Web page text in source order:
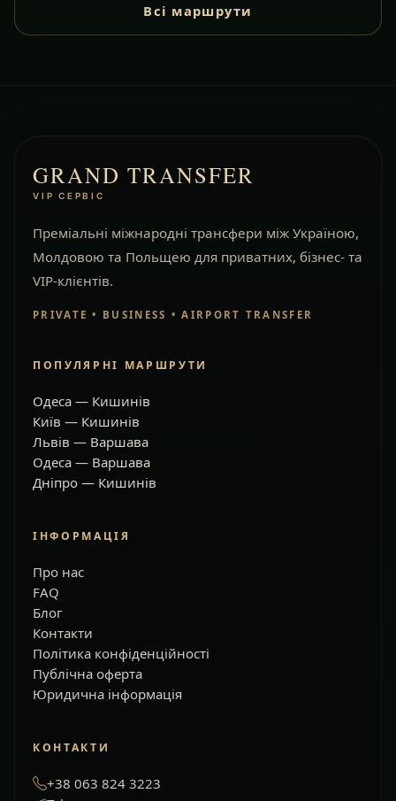
Всі маршрути
GRAND TRANSFER
VIP СЕРВІС
Преміальні міжнародні трансфери між Україною,
Молдовою та Польщею для приватних, бізнес- та
VIP-клієнтів.
PRIVATE • BUSINESS • AIRPORT TRANSFER
ПОПУЛЯРНІ МАРШРУТИ
Одеса — Кишинів
Київ — Кишинів
Львів — Варшава
Одеса — Варшава
Дніпро — Кишинів
ІНФОРМАЦІЯ
Про нас
FAQ
Блог
Контакти
Політика конфіденційності
Публічна оферта
Юридична інформація
КОНТАКТИ
+38 063 824 3223